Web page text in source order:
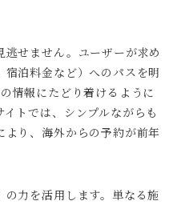
せません。ユーザーが求め
泊料金など）へのパスを明
情報にたどり着けるように
トでは、シンプルながらも
り、海外からの予約が前年
力を活用します。単なる施